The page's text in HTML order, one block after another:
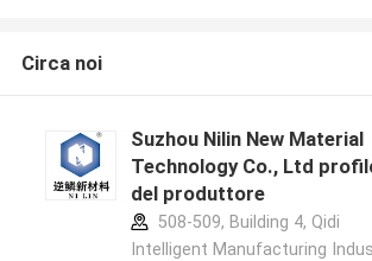
Circa noi
Suzhou Nilin New Material
Technology Co., Ltd
del produttore
508-509, Building 4, Qidi
Intelligent Manufacturing